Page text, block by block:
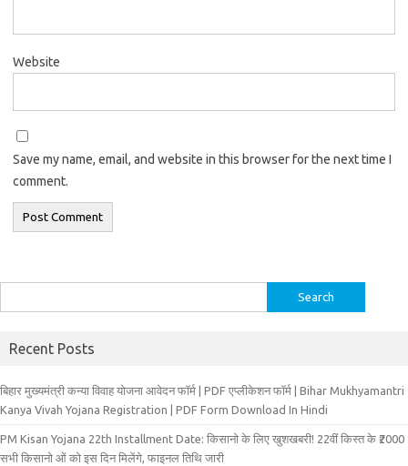
Website
Save my name, email, and website in this browser for the next time I
comment.
for:
Recent Posts
बिहार मुख्‍यमंत्री कन्‍या विवा‍ह योजना आवेदन फॉर्म | PDF एप्लीकेशन फॉर्म | Bihar Mukhyamantri
Kanya Vivah Yojana Registration | PDF Form Download In Hindi
PM Kisan Yojana 22th Installment Date: किसानो के लिए खुशखबरी! 22वीं किस्त के ₹2000
सभी किसानो ओं को इस दिन मिलेंगे, फाइनल तिथि जारी